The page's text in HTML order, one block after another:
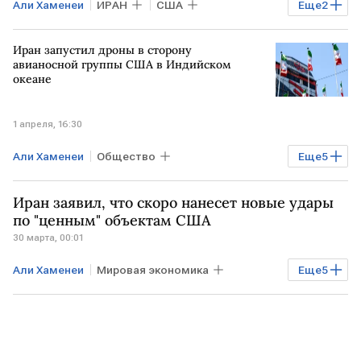
Еще2
Али Хаменеи ИРАН США
ВАШИНГТОН Дональд Трамп
Иран запустил дроны в сторону
авианосной группы США в Индийском
океане
1 апреля, 16:30
Еще5
Али Хаменеи Общество
Мировая экономика ИРАН США
БЛИЖНИЙ ВОСТОК ООН
Иран заявил, что скоро нанесет новые удары
по "ценным" объектам США
30 марта, 00:01
Еще5
Али Хаменеи Мировая экономика
Экономика ИРАН США